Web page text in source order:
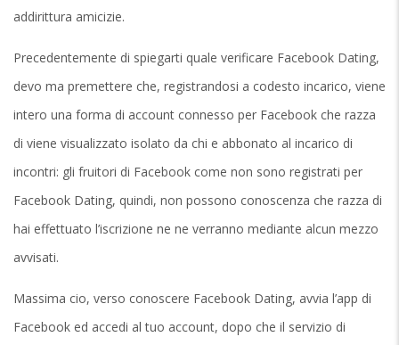
addirittura amicizie.
Precedentemente di spiegarti quale verificare Facebook Dating,
devo ma premettere che, registrandosi a codesto incarico, viene
intero una forma di account connesso per Facebook che razza
di viene visualizzato isolato da chi e abbonato al incarico di
incontri: gli fruitori di Facebook come non sono registrati per
Facebook Dating, quindi, non possono conoscenza che razza di
hai effettuato l’iscrizione ne ne verranno mediante alcun mezzo
avvisati.
Massima cio, verso conoscere Facebook Dating, avvia l’app di
Facebook ed accedi al tuo account, dopo che il servizio di